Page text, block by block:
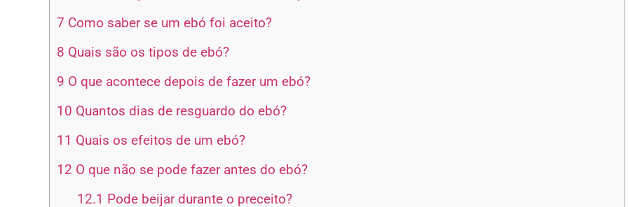
7 Como saber se um ebó foi aceito?
8 Quais são os tipos de ebó?
9 O que acontece depois de fazer um ebó?
10 Quantos dias de resguardo do ebó?
11 Quais os efeitos de um ebó?
12 O que não se pode fazer antes do ebó?
12.1 Pode beijar durante o preceito?